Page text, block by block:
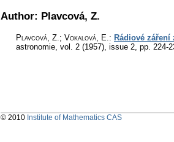
Author: Plavcová, Z.
Plavcová, Z.; Vokalová, E.: Rádiové záření
astronomie, vol. 2 (1957), issue 2, pp. 224-
© 2010 Institute of Mathematics CAS